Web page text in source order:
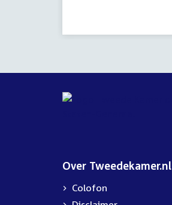
Over Tweedekamer.nl
Colofon